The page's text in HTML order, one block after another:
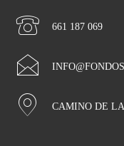
661 187 069
CAMINO DE